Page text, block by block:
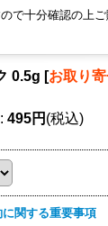
で十分確認の上ご
0.5g [お取り
: 495円 (税込)
関する重要事項